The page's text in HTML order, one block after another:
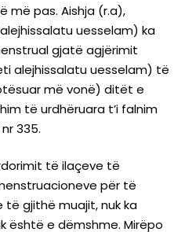
më pas. Aishja (r.a),
uesselam) ka
gjatë agjërimit
alejhissalatu uesselam) të
më vonë) ditët e
të urdhëruara t’i falnim
335.
të ilaçeve të
për të
të gjithë muajit, nuk ka
është e dëmshme. Mirëpo